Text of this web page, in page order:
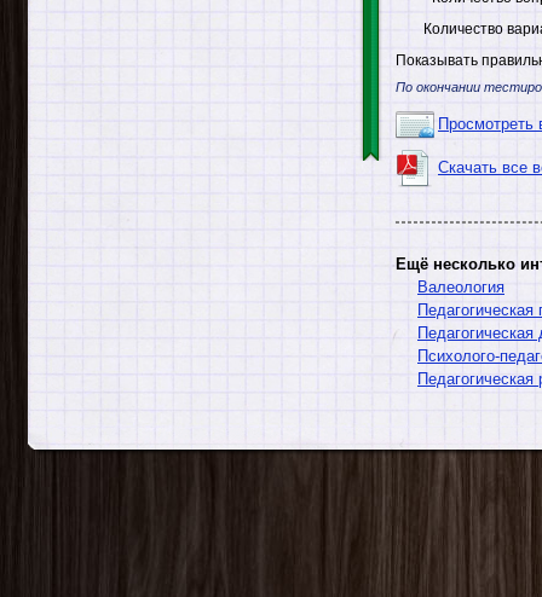
Количество
Показывать
По окончании
Просмотреть
Скачать все
Ещё несколько
Валеология
Педагогическая
Педагогическая
Психолого-
Педагогическая